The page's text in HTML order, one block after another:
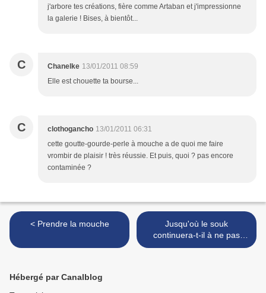
j'arbore tes créations, fière comme Artaban et j'impressionne
la galerie ! Bises, à bientôt...
C Chanelke 13/01/2011 08:59
Elle est chouette ta bourse...
C clothogancho 13/01/2011 06:31
cette goutte-gourde-perle à mouche a de quoi me faire
vrombir de plaisir ! très réussie. Et puis, quoi ? pas encore
contaminée ?
< Prendre la mouche
Jusqu'où le souk
continuera-t-il à ne pas
s'arrêter de perséverer à
Hébergé par Canalblog